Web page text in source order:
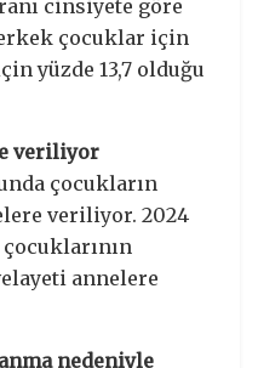
cinsiyete göre
çocuklar için
yüzde 13,7 olduğu
veriliyor
çocukların
veriliyor. 2024
annelere
nedeniyle